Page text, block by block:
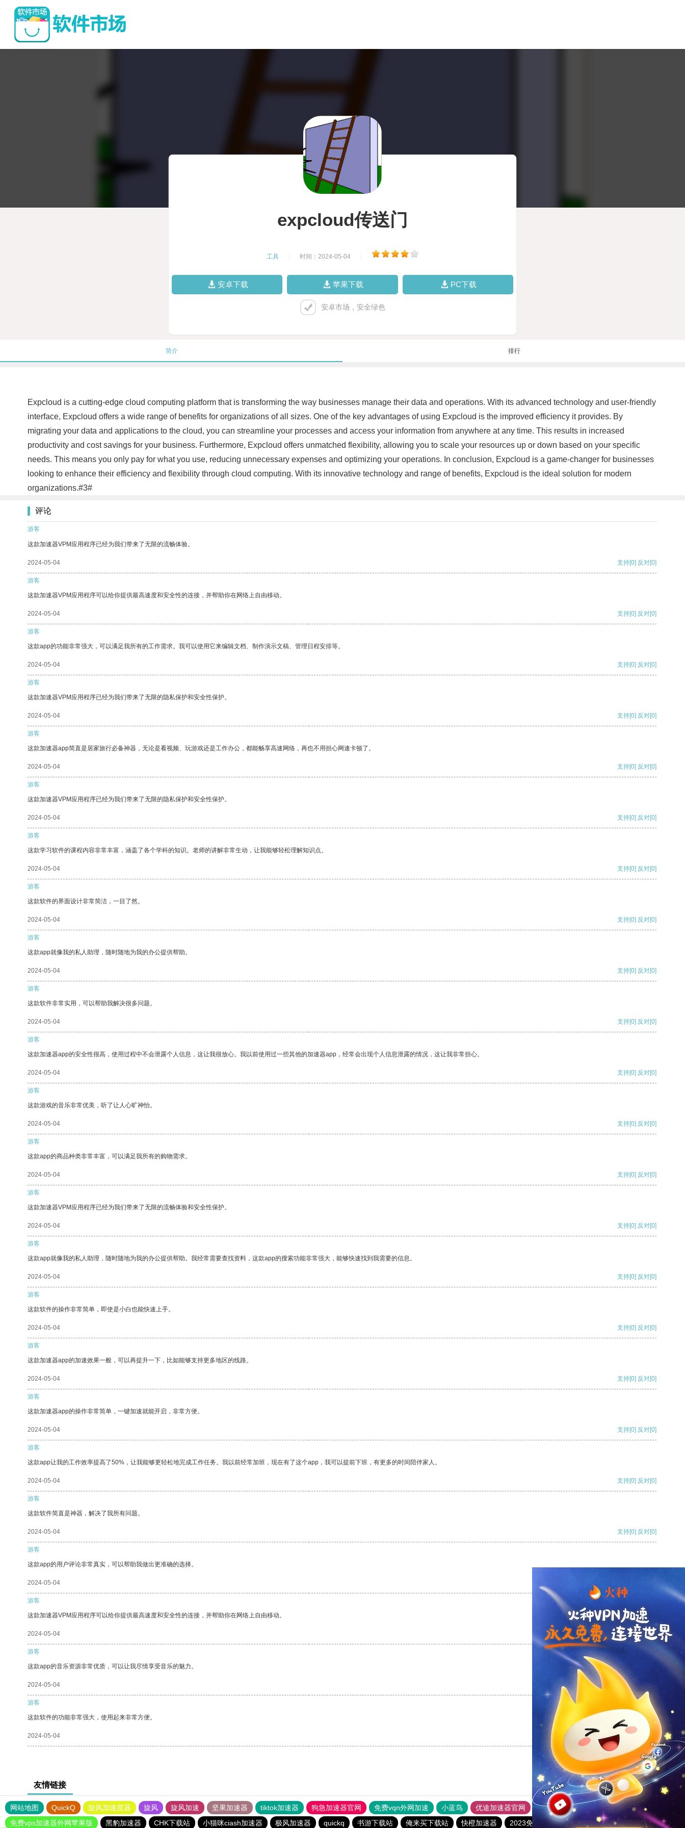
expcloud传送门
工具 时间：2024-05-04
安卓下载 苹果下载 PC下载
安卓市场，安全绿色
简介 排行
Expcloud is a cutting-edge cloud computing platform that is transforming the way businesses manage their data and operations. With its advanced technology and user-friendly
interface, Expcloud offers a wide range of benefits for organizations of all sizes. One of the key advantages of using Expcloud is the improved efficiency it provides. By
migrating your data and applications to the cloud, you can streamline your processes and access your information from anywhere at any time. This results in increased
productivity and cost savings for your business. Furthermore, Expcloud offers unmatched flexibility, allowing you to scale your resources up or down based on your specific
needs. This means you only pay for what you use, reducing unnecessary expenses and optimizing your operations. In conclusion, Expcloud is a game-changer for businesses
looking to enhance their efficiency and flexibility through cloud computing. With its innovative technology and range of benefits, Expcloud is the ideal solution for modern
organizations.#3#
评论
游客
这款加速器VPM应用程序已经为我们带来了无限的流畅体验。
2024-05-04 支持[0] 反对[0]
游客
这款加速器VPM应用程序可以给你提供最高速度和安全性的连接，并帮助你在网络上自由移动。
2024-05-04 支持[0] 反对[0]
游客
这款app的功能非常强大，可以满足我所有的工作需求。我可以使用它来编辑文档、制作演示文稿、管理日程安排等。
2024-05-04 支持[0] 反对[0]
游客
这款加速器VPM应用程序已经为我们带来了无限的隐私保护和安全性保护。
2024-05-04 支持[0] 反对[0]
游客
这款加速器app简直是居家旅行必备神器，无论是看视频、玩游戏还是工作办公，都能畅享高速网络，再也不用担心网速卡顿了。
2024-05-04 支持[0] 反对[0]
游客
这款加速器VPM应用程序已经为我们带来了无限的隐私保护和安全性保护。
2024-05-04 支持[0] 反对[0]
游客
这款学习软件的课程内容非常丰富，涵盖了各个学科的知识。老师的讲解非常生动，让我能够轻松理解知识点。
2024-05-04 支持[0] 反对[0]
游客
这款软件的界面设计非常简洁，一目了然。
2024-05-04 支持[0] 反对[0]
游客
这款app就像我的私人助理，随时随地为我的办公提供帮助。
2024-05-04 支持[0] 反对[0]
游客
这款软件非常实用，可以帮助我解决很多问题。
2024-05-04 支持[0] 反对[0]
游客
这款加速器app的安全性很高，使用过程中不会泄露个人信息，这让我很放心。我以前使用过一些其他的加速器app，经常会出现个人信息泄露的情况，这让我非常担心。
2024-05-04 支持[0] 反对[0]
游客
这款游戏的音乐非常优美，听了让人心旷神怡。
2024-05-04 支持[0] 反对[0]
游客
这款app的商品种类非常丰富，可以满足我所有的购物需求。
2024-05-04 支持[0] 反对[0]
游客
这款加速器VPM应用程序已经为我们带来了无限的流畅体验和安全性保护。
2024-05-04 支持[0] 反对[0]
游客
这款app就像我的私人助理，随时随地为我的办公提供帮助。我经常需要查找资料，这款app的搜索功能非常强大，能够快速找到我需要的信息。
2024-05-04 支持[0] 反对[0]
游客
这款软件的操作非常简单，即使是小白也能快速上手。
2024-05-04 支持[0] 反对[0]
游客
这款加速器app的加速效果一般，可以再提升一下，比如能够支持更多地区的线路。
2024-05-04 支持[0] 反对[0]
游客
这款加速器app的操作非常简单，一键加速就能开启，非常方便。
2024-05-04 支持[0] 反对[0]
游客
这款app让我的工作效率提高了50%，让我能够更轻松地完成工作任务。我以前经常加班，现在有了这个app，我可以提前下班，有更多的时间陪伴家人。
2024-05-04 支持[0] 反对[0]
游客
这款软件简直是神器，解决了我所有问题。
2024-05-04 支持[0] 反对[0]
游客
这款app的用户评论非常真实，可以帮助我做出更准确的选择。
2024-05-04
游客
这款加速器VPM应用程序可以给你提供最高速度和安全性的连接，并帮助你在网络上自由移动。
2024-05-04 支持 [0] 反对[0]
游客
这款app的音乐资源非常优质，可以让我尽情享受音乐的魅力。
2024-05-04 支持[0] 反对
游客
这款软件的功能非常强大，使用起来非常方便。
2024-05-04 支持[0] 反对[0]
友情链接
网站地图 QuickQ 旋风加速度器 旋风 旋风加速 坚果加速器 tiktok加速器 狗急加速器官网 免费vqn外网加速 小蓝鸟 优途加速器官网 风驰加速器 旋风加速器
八戒看书
免费vps加速器外网苹果版
黑豹加速器 CHK下载站 小猫咪ciash加速器 极风加速器 quickq 书游下载站 俺来买下载站 快橙加速器 2023免费加速神器 tyl加速器官网